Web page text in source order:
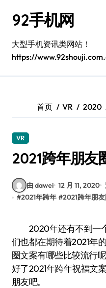
92手机网
大型手机资讯类网站！
https://
首页 VR 2020
VR
2021跨年朋友
由 dawei 12 月 11, 2020
#2021年跨年 #2021跨年朋
2020年还有不到一个月就结束了，很多小伙伴
们也都在期待着2021年
圈文案有哪些比较流行
好了2021年跨年祝福文
朋友吧。